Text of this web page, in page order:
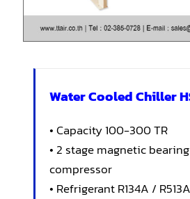
Water Cooled Chiller
• Capacity 100-300 TR
• 2 stage magnetic
compressor
• Refrigerant R134A / R513A